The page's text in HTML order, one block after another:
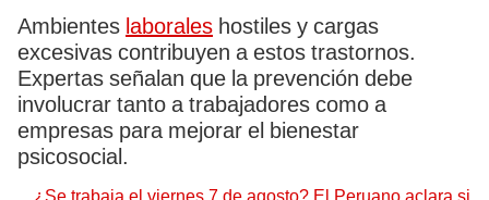
Ambientes laborales hostiles y cargas
excesivas contribuyen a estos trastornos.
Expertas señalan que la prevención debe
involucrar tanto a trabajadores como a
empresas para mejorar el bienestar
psicosocial.